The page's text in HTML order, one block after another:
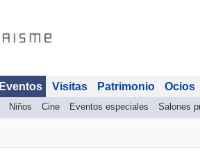
Eventos
Niños Cine Eventos especiales Salones
Visitas Patrimonio Ocios